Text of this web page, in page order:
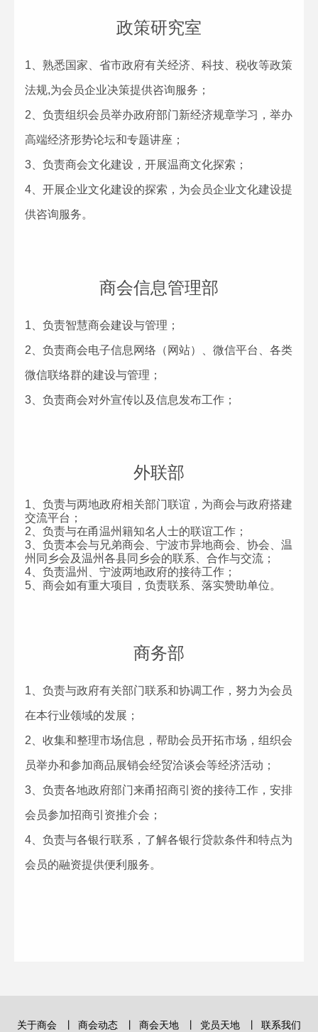
政策研究室
1、熟悉国家、省市政府有关经济、科技、税收等政策
法规,为会员企业决策提供咨询服务；
2、负责组织会员举办政府部门新经济规章学习，举办
高端经济形势论坛和专题讲座；
3、负责商会文化建设，开展温商文化探索；
4、开展企业文化建设的探索，为会员企业文化建设提
供咨询服务。
商会信息管理部
1、负责智慧商会建设与管理；
2、负责商会电子信息网络（网站）、微信平台、各类
微信联络群的建设与管理；
3、负责商会对外宣传以及信息发布工作；
外联部
1、负责与两地政府相关部门联谊，为商会与政府搭建
交流平台；
2、负责与在甬温州籍知名人士的联谊工作；
3、负责本会与兄弟商会、宁波市异地商会、协会、温
州同乡会及温州各县同乡会的联系、合作与交流；
4、负责温州、宁波两地政府的接待工作；
5、商会如有重大项目，负责联系、落实赞助单位。
商务部
1、负责与政府有关部门联系和协调工作，努力为会员
在本行业领域的发展；
2、收集和整理市场信息，帮助会员开拓市场，组织会
员举办和参加商品展销会经贸洽谈会等经济活动；
3、负责各地政府部门来甬招商引资的接待工作，安排
会员参加招商引资推介会；
4、负责与各银行联系，了解各银行贷款条件和特点为
会员的融资提供便利服务。
关于商会 商会动态 商会天地 党员天地 联系我们